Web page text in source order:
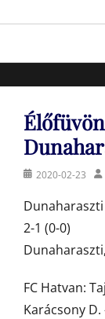
Egyesület a
Posted2020-02-23
Dunaharaszti
2-1 (0-0)
FC Hatvan:
Karácsony D.